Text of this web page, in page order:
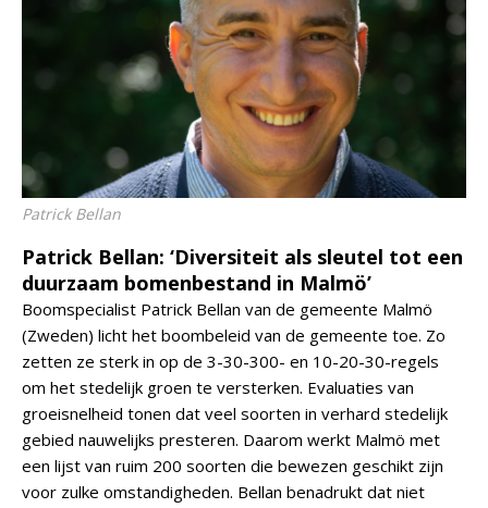
Patrick Bellan
Patrick Bellan: ‘Diversiteit als sleutel tot een
duurzaam bomenbestand in Malmö’
Boomspecialist Patrick Bellan van de gemeente Malmö
(Zweden) licht het boombeleid van de gemeente toe. Zo
zetten ze sterk in op de 3-30-300- en 10-20-30-regels
om het stedelijk groen te versterken. Evaluaties van
groeisnelheid tonen dat veel soorten in verhard stedelijk
gebied nauwelijks presteren. Daarom werkt Malmö met
een lijst van ruim 200 soorten die bewezen geschikt zijn
voor zulke omstandigheden. Bellan benadrukt dat niet